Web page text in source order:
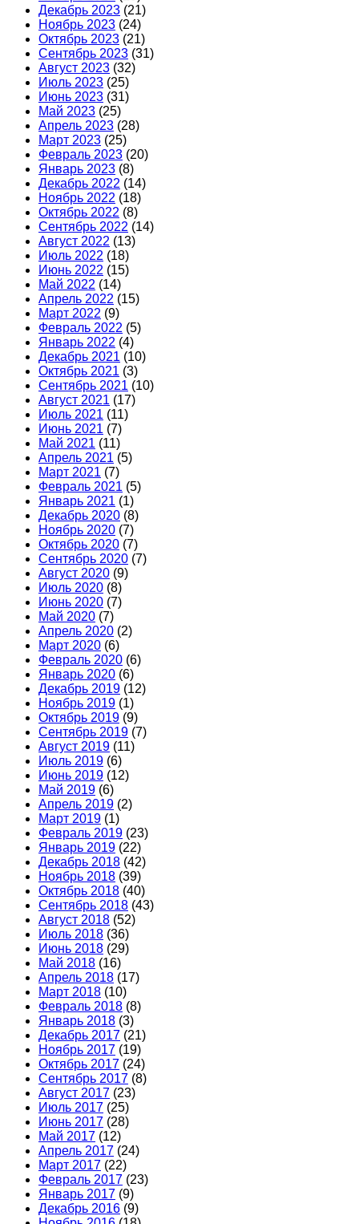
Декабрь 2023 (21)
Ноябрь 2023 (24)
Октябрь 2023 (21)
Сентябрь 2023 (31)
Август 2023 (32)
Июль 2023 (25)
Июнь 2023 (31)
Май 2023 (25)
Апрель 2023 (28)
Март 2023 (25)
Февраль 2023 (20)
Январь 2023 (8)
Декабрь 2022 (14)
Ноябрь 2022 (18)
Октябрь 2022 (8)
Сентябрь 2022 (14)
Август 2022 (13)
Июль 2022 (18)
Июнь 2022 (15)
Май 2022 (14)
Апрель 2022 (15)
Март 2022 (9)
Февраль 2022 (5)
Январь 2022 (4)
Декабрь 2021 (10)
Октябрь 2021 (3)
Сентябрь 2021 (10)
Август 2021 (17)
Июль 2021 (11)
Июнь 2021 (7)
Май 2021 (11)
Апрель 2021 (5)
Март 2021 (7)
Февраль 2021 (5)
Январь 2021 (1)
Декабрь 2020 (8)
Ноябрь 2020 (7)
Октябрь 2020 (7)
Сентябрь 2020 (7)
Август 2020 (9)
Июль 2020 (8)
Июнь 2020 (7)
Май 2020 (7)
Апрель 2020 (2)
Март 2020 (6)
Февраль 2020 (6)
Январь 2020 (6)
Декабрь 2019 (12)
Ноябрь 2019 (1)
Октябрь 2019 (9)
Сентябрь 2019 (7)
Август 2019 (11)
Июль 2019 (6)
Июнь 2019 (12)
Май 2019 (6)
Апрель 2019 (2)
Март 2019 (1)
Февраль 2019 (23)
Январь 2019 (22)
Декабрь 2018 (42)
Ноябрь 2018 (39)
Октябрь 2018 (40)
Сентябрь 2018 (43)
Август 2018 (52)
Июль 2018 (36)
Июнь 2018 (29)
Май 2018 (16)
Апрель 2018 (17)
Март 2018 (10)
Февраль 2018 (8)
Январь 2018 (3)
Декабрь 2017 (21)
Ноябрь 2017 (19)
Октябрь 2017 (24)
Сентябрь 2017 (8)
Август 2017 (23)
Июль 2017 (25)
Июнь 2017 (28)
Май 2017 (12)
Апрель 2017 (24)
Март 2017 (22)
Февраль 2017 (23)
Январь 2017 (9)
Декабрь 2016 (9)